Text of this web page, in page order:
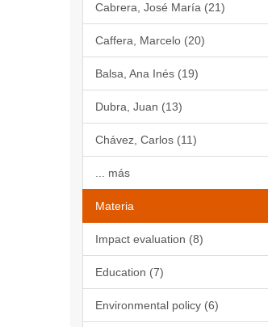
Cabrera, José María (21)
Caffera, Marcelo (20)
Balsa, Ana Inés (19)
Dubra, Juan (13)
Chávez, Carlos (11)
... más
Materia
Impact evaluation (8)
Education (7)
Environmental policy (6)